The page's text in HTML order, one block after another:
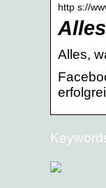
http s://
Alles,